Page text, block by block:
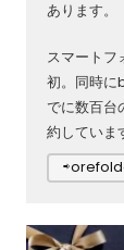
あります。
スマートフ
初。同時
でに数百台
約していま